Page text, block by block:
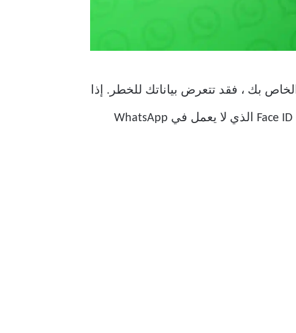
لذلك ، من نافلة القول أنه إذا توقف Face ID عن العمل في WhatsApp على جهاز iPhone الخاص بك ، فقد تتعرض بياناتك للخطر. إذا
لم تتمكن من حماية WhatsApp الخاص بك باستخدام Face ID ، فإليك أفضل الطرق لإصلاح Face ID الذي لا يعمل في WhatsApp